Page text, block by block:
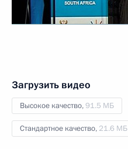
Загрузить видео
Высокое качество,91.5 МБ
Стандартное качество, 21.6 МБ